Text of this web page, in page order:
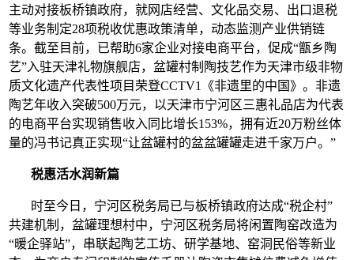
主动对接板桥镇政府，就网店经营、文化品交易、出口退税
等业务制定28项税收优惠政策清单，动态监测产业供销链
条。截至目前，已帮助6家企业对接电商平台，促成“甑乡陶
艺”入驻天津礼物旗舰店，盆罐村制陶技艺作为天津市级非物
质文化遗产代表性项目荣登CCTV1《非遗里的中国》。非遗
陶艺年收入突破500万元，以天津市宁河区三惠礼品店为代表
的电商平台实现销售收入同比增长153%，拥有近20万粉丝体
量的冯书记真正实现“让盆罐村的盆盆罐罐走进千家万户。”
税惠活水润新篇
时至今日，宁河区税务局已与板桥镇政府达成“税企村”
共建机制，盆罐理想村中，宁河区税务局将闲置陶窑改造为
“暖企驿站”，串联起陶艺工坊、研学基地、窑洞民俗等新业